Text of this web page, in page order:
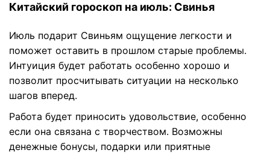
Китайский гороскоп на июль: Свинья
Июль подарит Свиньям ощущение легкости и
поможет оставить в прошлом старые проблемы.
Интуиция будет работать особенно хорошо и
позволит просчитывать ситуации на несколько
шагов вперед.
Работа будет приносить удовольствие, особенно
если она связана с творчеством. Возможны
денежные бонусы, подарки или приятные